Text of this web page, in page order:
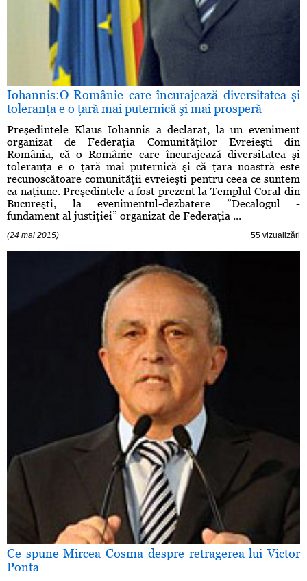
Iohannis:O Românie care încurajează diversitatea şi
toleranţa e o ţară mai puternică şi mai prosperă
Preşedintele Klaus Iohannis a declarat, la un eveniment
organizat de Federaţia Comunităţilor Evreieşti din
România, că o Românie care încurajează diversitatea şi
toleranţa e o ţară mai puternică şi că ţara noastră este
recunoscătoare comunităţii evreieşti pentru ceea ce suntem
ca naţiune. Preşedintele a fost prezent la Templul Coral din
Bucureşti, la evenimentul-dezbatere ”Decalogul -
fundament al justiţiei” organizat de Federaţia ...
(24 mai 2015) 55 vizualizări
Ce spune Mircea Cosma despre retragerea lui Victor
Ponta